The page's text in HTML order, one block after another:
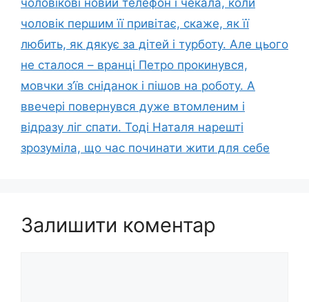
чоловікові новий телефон і чекала, коли
чоловік першим її привітає, скаже, як її
любить, як дякує за дітей і турботу. Але цього
не сталося – вранці Петро прокинувся,
мовчки з’їв сніданок і пішов на роботу. А
ввечері повернувся дуже втомленим і
відразу ліг спати. Тоді Наталя нарешті
зрозуміла, що час починати жити для себе
Залишити коментар